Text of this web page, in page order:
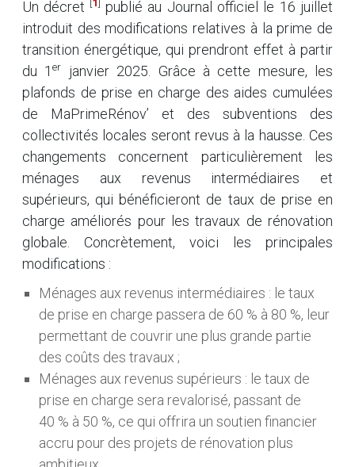
Un décret [1] publié au Journal officiel le 16 juillet
introduit des modifications relatives à la prime de
transition énergétique, qui prendront effet à partir
du 1er
janvier 2025. Grâce à cette mesure, les
plafonds de prise en charge des aides cumulées
de MaPrimeRénov’ et des subventions des
collectivités locales seront revus à la hausse. Ces
changements concernent particulièrement les
ménages aux revenus intermédiaires et
supérieurs, qui bénéficieront de taux de prise en
charge améliorés pour les travaux de rénovation
globale. Concrètement, voici les principales
modifications :
Ménages aux revenus intermédiaires : le taux
de prise en charge passera de 60 % à 80 %, leur
permettant de couvrir une plus grande partie
des coûts des travaux ;
Ménages aux revenus supérieurs : le taux de
prise en charge sera revalorisé, passant de
40 % à 50 %, ce qui offrira un soutien financier
accru pour des projets de rénovation plus